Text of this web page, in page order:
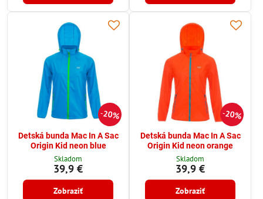
20%
Detská bunda Mac In A Sac
Origin Kid neon blue
Skladom
39,9 €
Zobraziť
20%
Detská bunda Mac In A Sac
Origin Kid neon orange
Skladom
39,9 €
Zobraziť